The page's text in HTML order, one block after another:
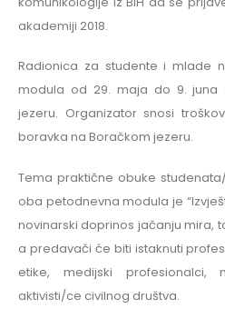
akademiji 2018.
Radionica za studente i mlade
modula od 29. maja do 9. juna
jezeru. Organizator snosi
boravka na Boračkom jezeru.
Tema praktične obuke
oba petodnevna modula je
novinarski doprinos jačanju mira,
a predavači će biti istaknuti
etike, medijski profesionalci,
aktivisti/ce civilnog društva.